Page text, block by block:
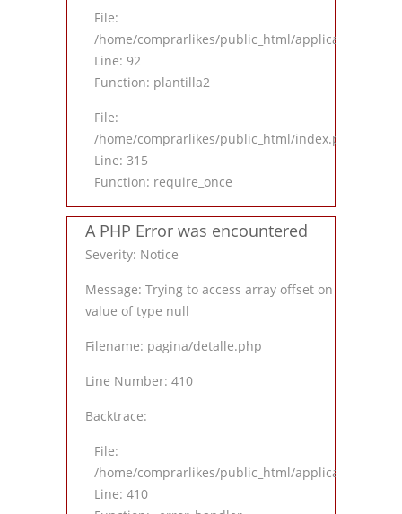
File:
/home/comprarlikes/public_html/application/
Line: 92
Function: plantilla2
File:
/home/comprarlikes/public_html/index.php
Line: 315
Function: require_once
A PHP Error was encountered
Severity: Notice
Message: Trying to access array offset on
value of type null
Filename: pagina/detalle.php
Line Number: 410
Backtrace:
File:
/home/comprarlikes/public_html/application/
Line: 410